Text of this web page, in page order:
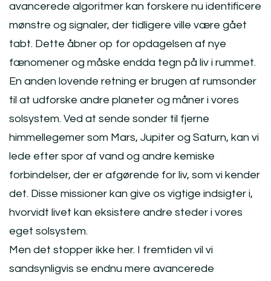
avancerede algoritmer kan forskere nu identificere
mønstre og signaler, der tidligere ville være gået
tabt. Dette åbner op for opdagelsen af nye
fænomener og måske endda tegn på liv i rummet.
En anden lovende retning er brugen af rumsonder
til at udforske andre planeter og måner i vores
solsystem. Ved at sende sonder til fjerne
himmellegemer som Mars, Jupiter og Saturn, kan vi
lede efter spor af vand og andre kemiske
forbindelser, der er afgørende for liv, som vi kender
det. Disse missioner kan give os vigtige indsigter i,
hvorvidt livet kan eksistere andre steder i vores
eget solsystem.
Men det stopper ikke her. I fremtiden vil vi
sandsynligvis se endnu mere avancerede